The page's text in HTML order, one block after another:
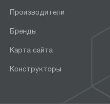
Производители
Бренды
Карта сайта
Конструкторы